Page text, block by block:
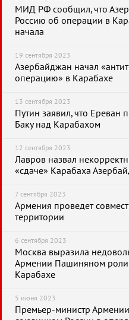
МИД РФ сообщил, что
Россию об операции в
начала
19 сентября 2023
Азербайджан начал
операцию» в Карабахе
13 сентября 2023
Путин заявил, что Ереван
Баку над Карабахом
12 сентября 2023
Лавров назвал
«сдаче» Карабаха
7 сентября 2023
Армения проведет
территории
6 сентября 2023
Москва выразила
Армении Пашиняном роли
Карабахе
5 июня 2023
Премьер-министр Армении